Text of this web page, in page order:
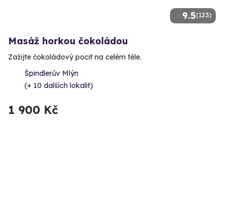
9.5(123)
Masáž horkou čokoládou
Zažijte čokoládový pocit na celém těle.
Špindlerův Mlýn
(+ 10 dalších lokalit)
1 900 Kč